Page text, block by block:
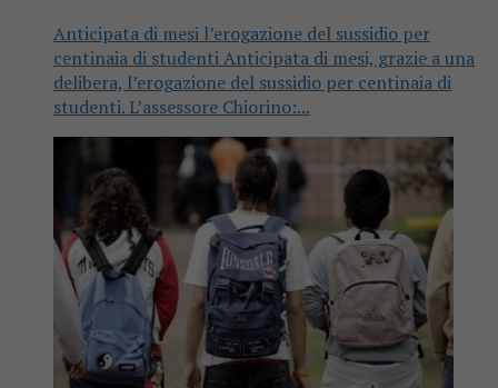
Anticipata di mesi l’erogazione del sussidio per
centinaia di studenti Anticipata di mesi, grazie a una
delibera, l’erogazione del sussidio per centinaia di
studenti. L’assessore Chiorino:...